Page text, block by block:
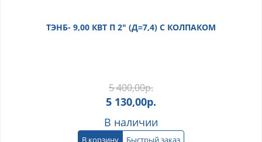
ТЭНБ- 9,00 КВТ П 2" (Д=7,4) С КОЛПАКОМ
5 400,00р.
5 130,00р.
В наличии
В корзину Быстрый заказ